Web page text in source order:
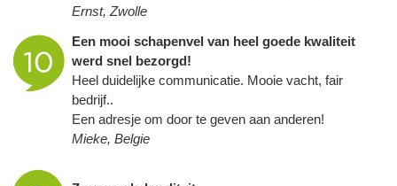
Ernst, Zwolle
Een mooi schapenvel van heel goede kwaliteit
werd snel bezorgd!
Heel duidelijke communicatie. Mooie vacht, fair
bedrijf..
Een adresje om door te geven aan anderen!
Mieke, Belgie